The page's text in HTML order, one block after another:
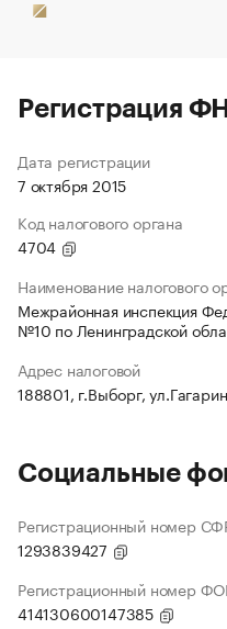
Регистрация
Дата регистрации
7 октября 2015
Код налогового органа
4704
Наименование налогового
Межрайонная инспекция
№10 по Ленинградской
Адрес налоговой
188801, г.Выборг,
Социальные
Регистрационный номер
1293839427
Регистрационный номер
414130600147385